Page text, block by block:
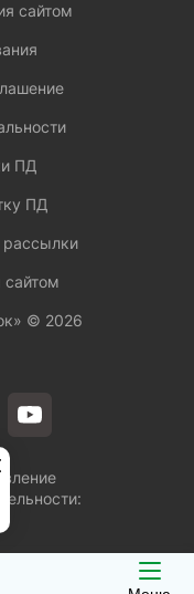
сайтом
ПД
ПД
рассылки
сайтом
© 2026